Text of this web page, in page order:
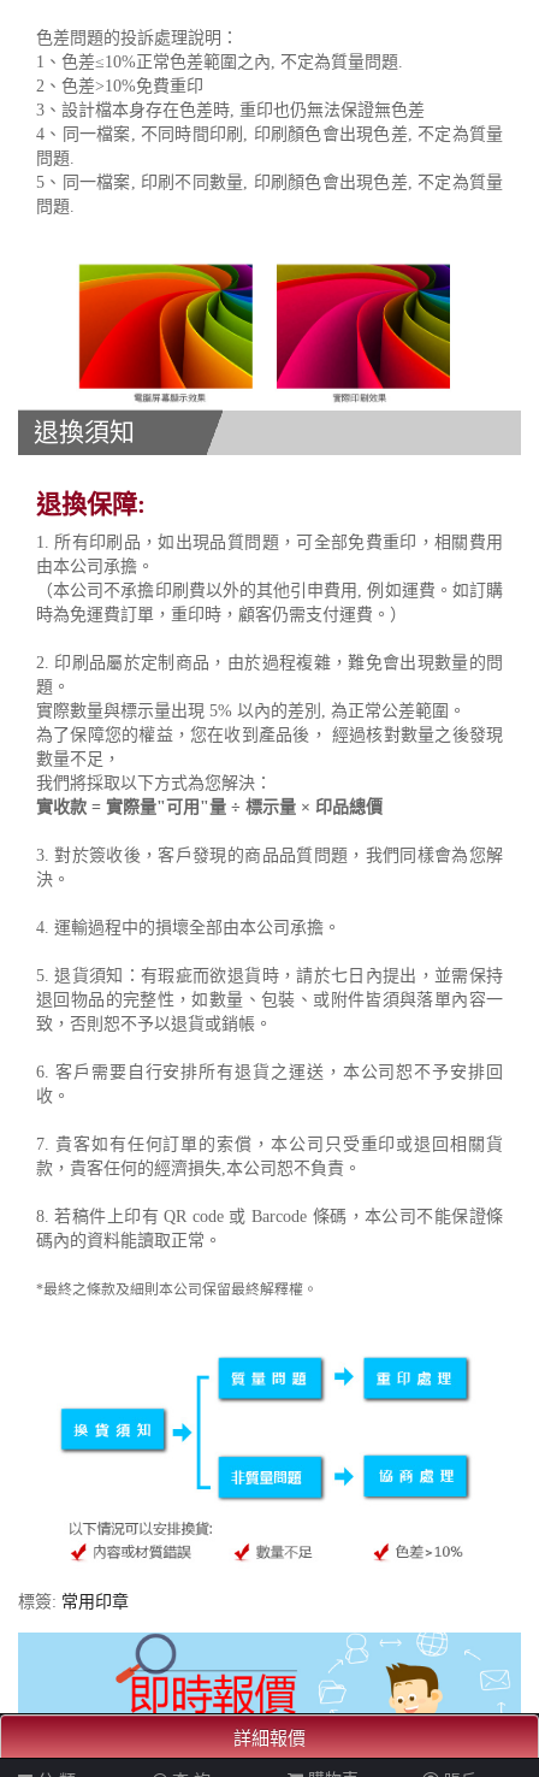
色差問題的投訴處理說明：
1、色差≤10%正常色差範圍之內, 不定為質量問題.
2、色差>10%免費重印
3、設計檔本身存在色差時, 重印也仍無法保證無色差
4、同一檔案, 不同時間印刷, 印刷顏色會出現色差, 不定為質量
問題.
5、同一檔案, 印刷不同數量, 印刷顏色會出現色差, 不定為質量
問題.
退換須知
退換保障:
1. 所有印刷品，如出現品質問題，可全部免費重印，相關費用
由本公司承擔。
（本公司不承擔印刷費以外的其他引申費用, 例如運費。如訂購
時為免運費訂單，重印時，顧客仍需支付運費。）
2. 印刷品屬於定制商品，由於過程複雜，難免會出現數量的問
題。
實際數量與標示量出現 5% 以內的差別, 為正常公差範圍。
為了保障您的權益，您在收到產品後， 經過核對數量之後發現
數量不足，
我們將採取以下方式為您解決：
實收款 = 實際量"可用"量 ÷ 標示量 × 印品總價
3. 對於簽收後，客戶發現的商品品質問題，我們同樣會為您解
決。
4. 運輸過程中的損壞全部由本公司承擔。
5. 退貨須知：有瑕疵而欲退貨時，請於七日內提出，並需保持
退回物品的完整性，如數量、包裝、或附件皆須與落單內容一
致，否則恕不予以退貨或銷帳。
6. 客戶需要自行安排所有退貨之運送，本公司恕不予安排回
收。
7. 貴客如有任何訂單的索償，本公司只受重印或退回相關貨
款，貴客任何的經濟損失,本公司恕不負責。
8. 若稿件上印有 QR code 或 Barcode 條碼，本公司不能保證條
碼內的資料能讀取正常。
*最終之條款及細則本公司保留最終解釋權。
標簽: 常用印章
詳細報價